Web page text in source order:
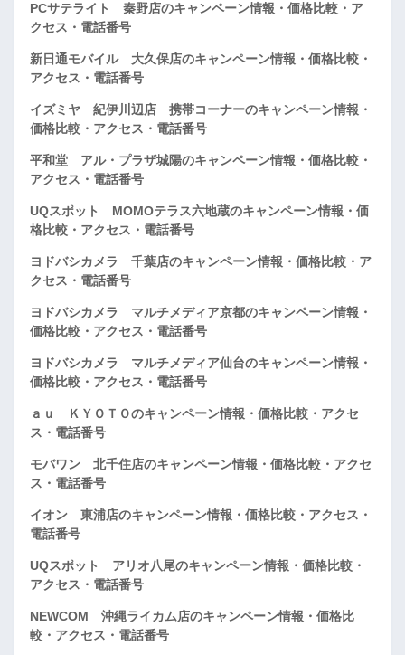
PCサテライト 秦野店のキャンペーン情報・価格比較・ア
クセス・電話番号
新日通モバイル 大久保店のキャンペーン情報・価格比較・
アクセス・電話番号
イズミヤ 紀伊川辺店 携帯コーナーのキャンペーン情報・
価格比較・アクセス・電話番号
平和堂 アル・プラザ城陽のキャンペーン情報・価格比較・
アクセス・電話番号
UQスポット MOMOテラス六地蔵のキャンペーン情報・価
格比較・アクセス・電話番号
ヨドバシカメラ 千葉店のキャンペーン情報・価格比較・ア
クセス・電話番号
ヨドバシカメラ マルチメディア京都のキャンペーン情報・
価格比較・アクセス・電話番号
ヨドバシカメラ マルチメディア仙台のキャンペーン情報・
価格比較・アクセス・電話番号
ａｕ ＫＹＯＴＯのキャンペーン情報・価格比較・アクセ
ス・電話番号
モバワン 北千住店のキャンペーン情報・価格比較・アクセ
ス・電話番号
イオン 東浦店のキャンペーン情報・価格比較・アクセス・
電話番号
UQスポット アリオ八尾のキャンペーン情報・価格比較・
アクセス・電話番号
NEWCOM 沖縄ライカム店のキャンペーン情報・価格比
較・アクセス・電話番号